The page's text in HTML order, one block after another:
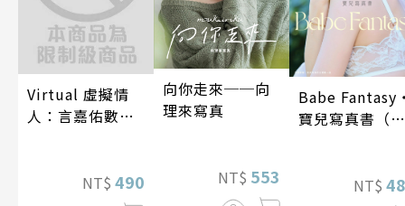
Virtual 虛擬情
人：言嘉佑數位
NT$ 490
向你走來──向
理來寫真
NT$ 553
Babe
寶兒寫真書（加
NT$